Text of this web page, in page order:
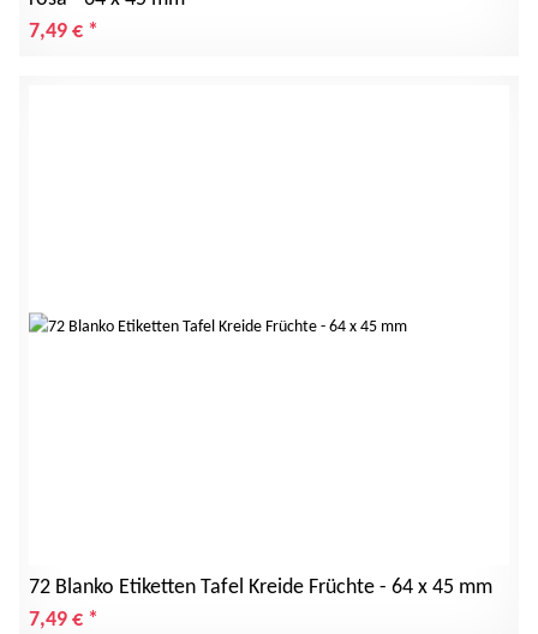
7,49 € *
72 Blanko Etiketten Tafel Kreide Früchte - 64 x 45 mm
7,49 € *